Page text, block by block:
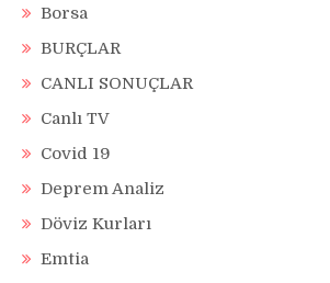
Borsa
BURÇLAR
CANLI SONUÇLAR
Canlı TV
Covid 19
Deprem Analiz
Döviz Kurları
Emtia